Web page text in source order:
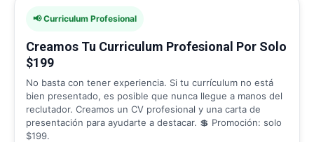
📢 Curriculum Profesional
Creamos Tu Curriculum Profesional Por Solo
$199
No basta con tener experiencia. Si tu currículum no está
bien presentado, es posible que nunca llegue a manos del
reclutador. Creamos un CV profesional y una carta de
presentación para ayudarte a destacar. 💲 Promoción: solo
$199.